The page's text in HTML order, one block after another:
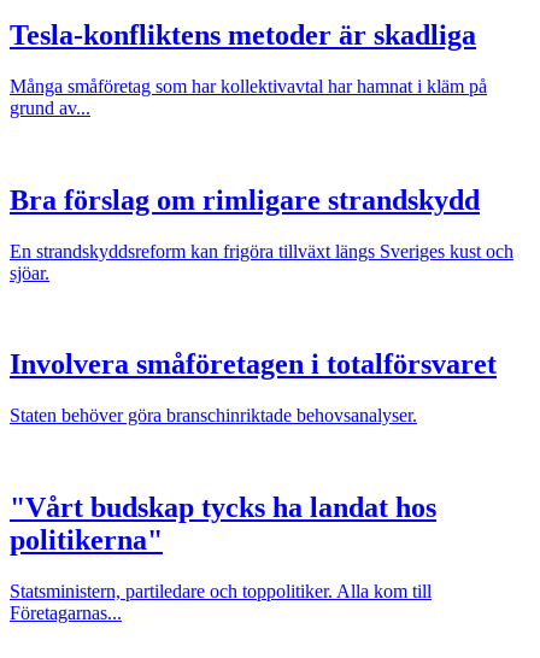
Tesla-konfliktens metoder är skadliga
Många småföretag som har kollektivavtal har hamnat i kläm på
grund av...
Bra förslag om rimligare strandskydd
En strandskyddsreform kan frigöra tillväxt längs Sveriges kust och
sjöar.
Involvera småföretagen i totalförsvaret
Staten behöver göra branschinriktade behovsanalyser.
"Vårt budskap tycks ha landat hos
politikerna"
Statsministern, partiledare och toppolitiker. Alla kom till
Företagarnas...